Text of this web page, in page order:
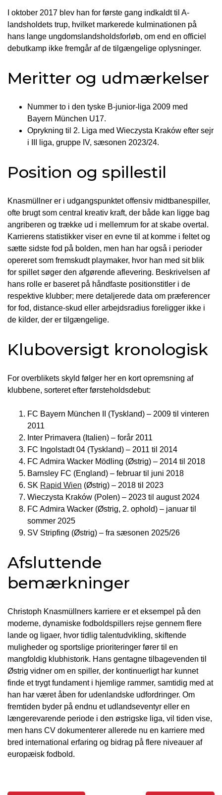
I oktober 2017 blev han for første gang indkaldt til A-
landsholdets trup, hvilket markerede kulminationen på
hans lange ungdomslandsholdsforløb, om end en officiel
debutkamp ikke fremgår af de tilgængelige oplysninger.
Meritter og udmærkelser
Nummer to i den tyske B-junior-liga 2009 med
Bayern München U17.
Oprykning til 2. Liga med Wieczysta Kraków efter sejr
i III liga, gruppe IV, sæsonen 2023/24.
Position og spillestil
Knasmüllner er i udgangspunktet offensiv midtbanespiller,
ofte brugt som central kreativ kraft, der både kan ligge bag
angriberen og trække ud i mellemrum for at skabe overtal.
Karrierens statistikker viser en evne til at komme i feltet og
sætte sidste fod på bolden, men han har også i perioder
opereret som fremskudt playmaker, hvor han med sit blik
for spillet søger den afgørende aflevering. Beskrivelsen af
hans rolle er baseret på håndfaste positionstitler i de
respektive klubber; mere detaljerede data om præferencer
for fod, distance-skud eller arbejdsradius foreligger ikke i
de kilder, der er tilgængelige.
Kluboversigt kronologisk
For overblikets skyld følger her en kort opremsning af
klubbene, sorteret efter førsteholdsdebut:
FC Bayern München II (Tyskland) – 2009 til vinteren
2011
Inter Primavera (Italien) – forår 2011
FC Ingolstadt 04 (Tyskland) – 2011 til 2014
FC Admira Wacker Mödling (Østrig) – 2014 til 2018
Barnsley FC (England) – februar til juni 2018
SK Rapid Wien (Østrig) – 2018 til 2023
Wieczysta Kraków (Polen) – 2023 til august 2024
FC Admira Wacker (Østrig, 2. ophold) – januar til
sommer 2025
SV Stripfing (Østrig) – fra sæsonen 2025/26
Afsluttende
bemærkninger
Christoph Knasmüllners karriere er et eksempel på den
moderne, dynamiske fodboldspillers rejse gennem flere
lande og ligaer, hvor tidlig talentudvikling, skiftende
muligheder og sportslige prioriteringer fører til en
mangfoldig klubhistorik. Hans gentagne tilbagevenden til
Østrig vidner om en spiller, der kontinuerligt har kunnet
finde et trygt fundament i hjemlige rammer, samtidig med at
han har været åben for udenlandske udfordringer. Om
fremtiden byder på endnu et udlandseventyr eller en
længerevarende periode i den østrigske liga, vil tiden vise,
men hans CV dokumenterer allerede nu en karriere med
bred international erfaring og bidrag på flere niveauer af
europæisk fodbold.